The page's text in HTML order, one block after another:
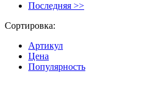
Последняя >>
Сортировка:
Артикул
Цена
Популярность